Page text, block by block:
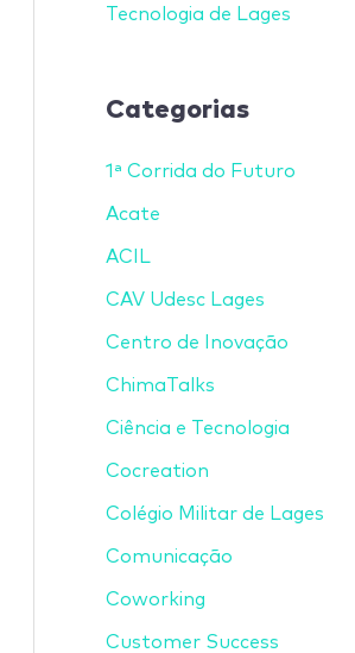
Tecnologia de Lages
Categorias
1ª Corrida do Futuro
Acate
ACIL
CAV Udesc Lages
Centro de Inovação
ChimaTalks
Ciência e Tecnologia
Cocreation
Colégio Militar de Lages
Comunicação
Coworking
Customer Success